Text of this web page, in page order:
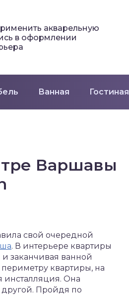
акварельную
в оформлении
Ванная Гостиная
Варшавы
свой очередной
. В интерьере квартиры
и заканчивая ванной
квартиры, на
инсталляция. Она
другой. Пройдя по